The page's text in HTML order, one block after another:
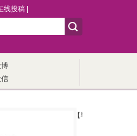
线投稿
【毕业季】我校举